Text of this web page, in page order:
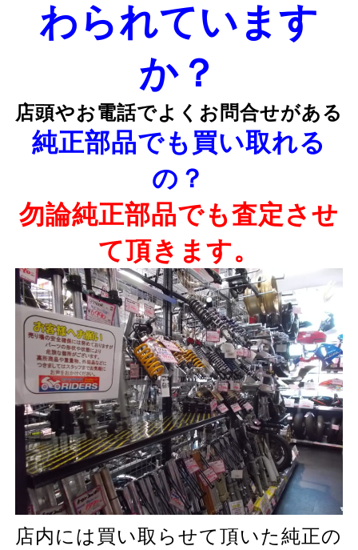
わられています
か？
店頭やお電話でよくお問合せがある
純正部品でも買い取れる
の？
勿論純正部品でも査定させ
て頂きます。
店内には買い取らせて頂いた純正の